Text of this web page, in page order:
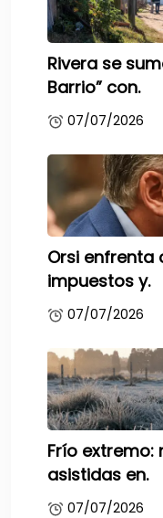
Rivera se
Barrio” con.
07/07/2026
Orsi enfrenta
impuestos y.
07/07/2026
Frío extremo:
asistidas en.
07/07/2026